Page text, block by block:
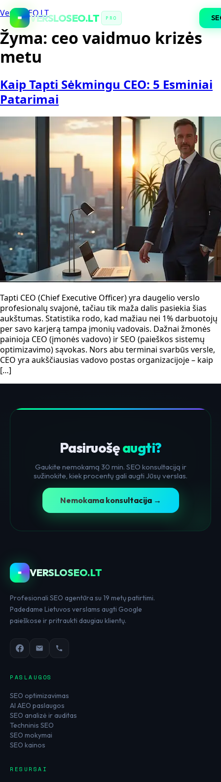
VersloSEO.LTVERSLOSEO.LT PRO
Žyma: ceo vaidmuo krizės
metu
Kaip Tapti Sėkmingu CEO: 5 Esminiai
Patarimai
Tapti CEO (Chief Executive Officer) yra daugelio verslo
profesionalų svajonė, tačiau tik maža dalis pasiekia šias
aukštumas. Statistika rodo, kad mažiau nei 1% darbuotojų
per savo karjerą tampa įmonių vadovais. Dažnai žmonės
painioja CEO (įmonės vadovo) ir SEO (paieškos sistemų
optimizavimo) sąvokas. Nors abu terminai svarbūs versle,
CEO yra aukščiausias vadovo postas organizacijoje – kaip
[…]
Pasiruošęaugti?
Gaukite nemokamą 30 min. SEO konsultaciją ir
sužinokite, kiek procentų gali augti Jūsų verslas.
Nemokama konsultacija →
VERSLOSEO.LT
Profesionali SEO agentūra su 19 metų patirtimi.
Padedame Lietuvos verslams augti Google
paieškose ir pritraukti daugiau klientų.
PASLAUGOS
SEO optimizavimas
AI AEO paslaugos
SEO analizė ir auditas
Techninis SEO
SEO mokymai
SEO kainos
RESURSAI